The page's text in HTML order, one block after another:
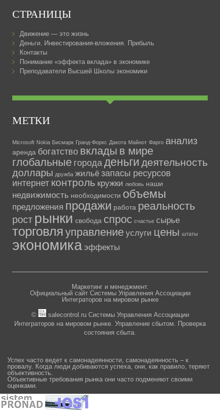
СТРАНИЦЫ
Движение — это жизнь
Деньги. Инвестирования-вложения. Прибыль
Контакты
Понимание «эффекта вклада» в экономике
Преподаватели Высшей Школы экономики
МЕТКИ
Microsoft Nokia Бисмарк Гранд-Форкс Дакота Майнот Фарго анализ
аренда богатство вклады в мире
глобальные города деньги деятельность
доллары дружба жильё запасы ресурсов
интернет контроль кружки любовь наши
недвижимость необходимости объемы
предложения продажи работа реальность
рост рынки свобода спрос счастье сырье
торговля управление услуги цены штаты
экономика эффекты
Маркетинг и менеджмент.
Официальный сайт Системы Управления Ассоциации
Интеграторов на мировом рынке
©
salecontrol.ru Системы Управления Ассоциации
Интеграторов на мировом рынке. Управление сбытом. Проверка
состояния сбыта.
Успех часто ведет к самонадеянности, самонадеянность – к
провалу. Когда люди добиваются успеха, они, как правило, теряют
объективность.
Объективные требования рынка они часто подменяют своими
оценками.